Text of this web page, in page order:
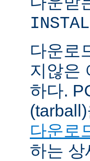
다운로
지않은
하다.
다운로
하는 상